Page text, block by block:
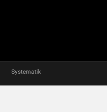
Systematik